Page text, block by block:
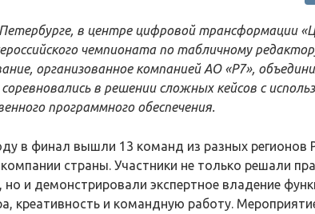
в центре цифровой трансформации
чемпионата по табличному
организованное компанией АО «Р7»,
в решении сложных кейсов с
программного обеспечения.
в финал вышли 13 команд из разных регионов
страны. Участники не только решали
и демонстрировали экспертное владение
креативность и командную работу.